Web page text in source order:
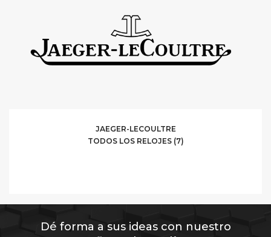
JAEGER-LECOULTRE
TODOS LOS RELOJES (7)
Dé forma a sus ideas con nuestro